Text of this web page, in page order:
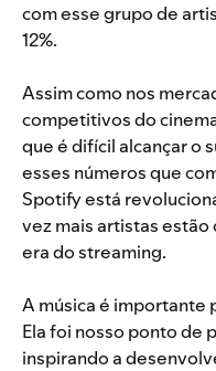
com esse grupo de
12%.
Assim como nos
competitivos do
que é difícil alcançar o
esses números que
Spotify está
vez mais artistas estão
era do streaming.
A música é importante
Ela foi nosso ponto de
inspirando a